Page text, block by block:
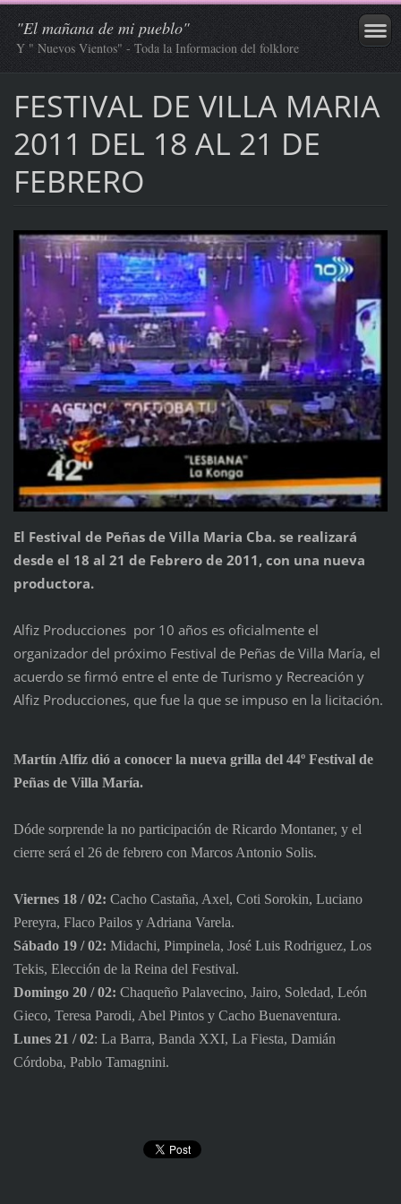
"El mañana de mi pueblo"
Y " Nuevos Vientos" - Toda la Informacion del folklore
FESTIVAL DE VILLA MARIA
2011 DEL 18 AL 21 DE
FEBRERO
El Festival de Peñas de Villa Maria Cba. se realizará
desde el 18 al 21 de Febrero de 2011, con una nueva
productora.
Alfiz Producciones por 10 años es oficialmente el
organizador del próximo Festival de Peñas de Villa María, el
acuerdo se firmó entre el ente de Turismo y Recreación y
Alfiz Producciones, que fue la que se impuso en la licitación.
Martín Alfiz dió a conocer la nueva grilla del 44º Festival de
Peñas de Villa María.
Dóde sorprende la no participación de Ricardo Montaner, y el
cierre será el 26 de febrero con Marcos Antonio Solis.
Viernes 18 / 02: Cacho Castaña, Axel, Coti Sorokin, Luciano
Pereyra, Flaco Pailos y Adriana Varela.
Sábado 19 / 02: Midachi, Pimpinela, José Luis Rodriguez, Los
Tekis, Elección de la Reina del Festival.
Domingo 20 / 02: Chaqueño Palavecino, Jairo, Soledad, León
Gieco, Teresa Parodi, Abel Pintos y Cacho Buenaventura.
Lunes 21 / 02: La Barra, Banda XXI, La Fiesta, Damián
Córdoba, Pablo Tamagnini.